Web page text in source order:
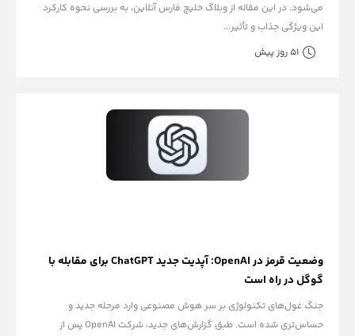
می‌شود. در این مقاله از وبلاگ خلیج فارس آنلاین، به بررسی نحوه کارکرد
این ویژگی جذاب و تأثیر...
51 روز پیش
وضعیت قرمز در OpenAI: آپدیت جدید ChatGPT برای مقابله با
گوگل در راه است
جنگ غول‌های تکنولوژی بر سر هوش مصنوعی وارد مرحله جدید و
حساس‌تری شده است. طبق گزارش‌های جدید، شرکت OpenAI پس از